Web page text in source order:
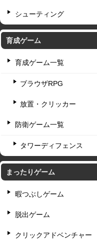
シューティング
育成ゲーム
育成ゲーム一覧
ブラウザRPG
放置・クリッカー
防衛ゲーム一覧
タワーディフェンス
まったりゲーム
暇つぶしゲーム
脱出ゲーム
クリックアドベンチャー